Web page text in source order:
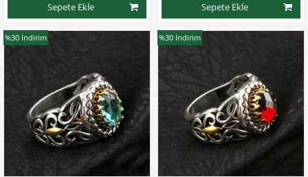
Sepete Ekle
Sepete Ekle
%30 İndirim %30 İndirim